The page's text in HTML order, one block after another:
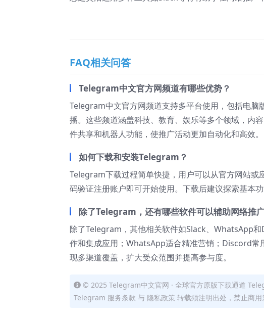
FAQ相关问答
Telegram中文官方网频道有哪些优势？
Telegram中文官方网频道支持多平台使用，包括电
播。这些频道涵盖科技、教育、娱乐等多个领域，内
件共享和机器人功能，使推广活动更加自动化和高效。
如何下载和安装Telegram？
Telegram下载过程简单快捷，用户可以从官方网站
码验证注册账户即可开始使用。下载后建议探索基本
除了Telegram，还有哪些软件可以辅助网络推
除了Telegram，其他相关软件如Slack、WhatsApp
作和集成应用；WhatsApp适合精准营销；Discord
现多渠道覆盖，扩大受众范围并提高参与度。
© 2025 Telegram中文官网 · 全球官方原版下载通道
Telegram 服务条款 与 隐私政策 转载须注明出处，禁止商用